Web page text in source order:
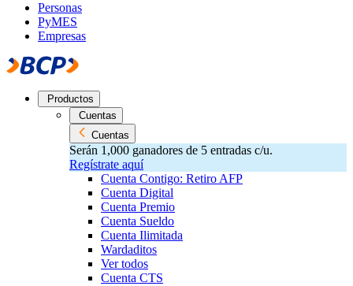
Personas
PyMES
Empresas
Productos
Cuentas
Cuentas
Serán 1,000 ganadores de 5 entradas c/u.
Regístrate aquí
Cuenta Contigo: Retiro AFP
Cuenta Digital
Cuenta Premio
Cuenta Sueldo
Cuenta Ilimitada
Wardaditos
Ver todos
Cuenta CTS